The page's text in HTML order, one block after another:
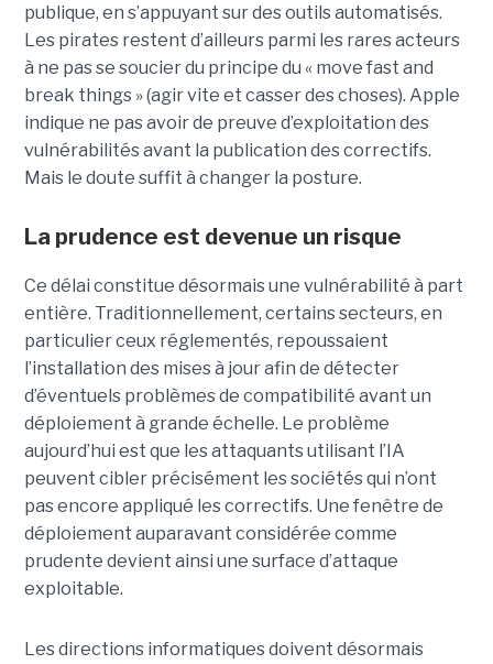
publique, en s’appuyant sur des outils automatisés.
Les pirates restent d’ailleurs parmi les rares acteurs
à ne pas se soucier du principe du « move fast and
break things » (agir vite et casser des choses). Apple
indique ne pas avoir de preuve d’exploitation des
vulnérabilités avant la publication des correctifs.
Mais le doute suffit à changer la posture.
La prudence est devenue un risque
Ce délai constitue désormais une vulnérabilité à part
entière. Traditionnellement, certains secteurs, en
particulier ceux réglementés, repoussaient
l’installation des mises à jour afin de détecter
d’éventuels problèmes de compatibilité avant un
déploiement à grande échelle. Le problème
aujourd’hui est que les attaquants utilisant l’IA
peuvent cibler précisément les sociétés qui n’ont
pas encore appliqué les correctifs. Une fenêtre de
déploiement auparavant considérée comme
prudente devient ainsi une surface d’attaque
exploitable.
Les directions informatiques doivent désormais